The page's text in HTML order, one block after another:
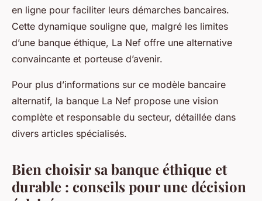
en ligne pour faciliter leurs démarches bancaires.
Cette dynamique souligne que, malgré les limites
d’une banque éthique, La Nef offre une alternative
convaincante et porteuse d’avenir.
Pour plus d’informations sur ce modèle bancaire
alternatif, la banque La Nef propose une vision
complète et responsable du secteur, détaillée dans
divers articles spécialisés.
Bien choisir sa banque éthique et
durable : conseils pour une décision